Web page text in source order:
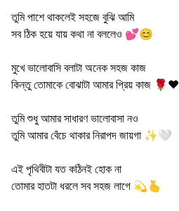
তুমি পাশে থাকলেই সহজে বুঝি আমি
সব ঠিক হয়ে যায় কথা না বললেও 💕😊
মুখে ভালোবাসি বলাটা অনেক সহজ কাজ
কিন্তু তোমাকে বোঝাটা আমার প্রিয় কাজ 🌹❤️
তুমি শুধু আমার সাধারণ ভালোবাসা নও
তুমি আমার বেঁচে থাকার নিরাপদ জায়গা ✨🤍
এই পৃথিবীটা যত কঠিনই হোক না
তোমার হাতটা ধরলে সব সহজ লাগে 💫🫰